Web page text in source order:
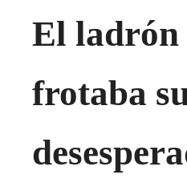
El ladrón
frotaba